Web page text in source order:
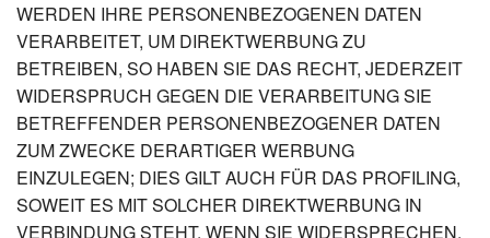
WERDEN IHRE PERSONENBEZOGENEN DATEN
VERARBEITET, UM DIREKTWERBUNG ZU
BETREIBEN, SO HABEN SIE DAS RECHT, JEDERZEIT
WIDERSPRUCH GEGEN DIE VERARBEITUNG SIE
BETREFFENDER PERSONENBEZOGENER DATEN
ZUM ZWECKE DERARTIGER WERBUNG
EINZULEGEN; DIES GILT AUCH FÜR DAS PROFILING,
SOWEIT ES MIT SOLCHER DIREKTWERBUNG IN
VERBINDUNG STEHT. WENN SIE WIDERSPRECHEN,